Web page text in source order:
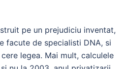
pe un prejudiciu inventat,
facute de specialisti DNA, si
legea. Mai mult, calculele